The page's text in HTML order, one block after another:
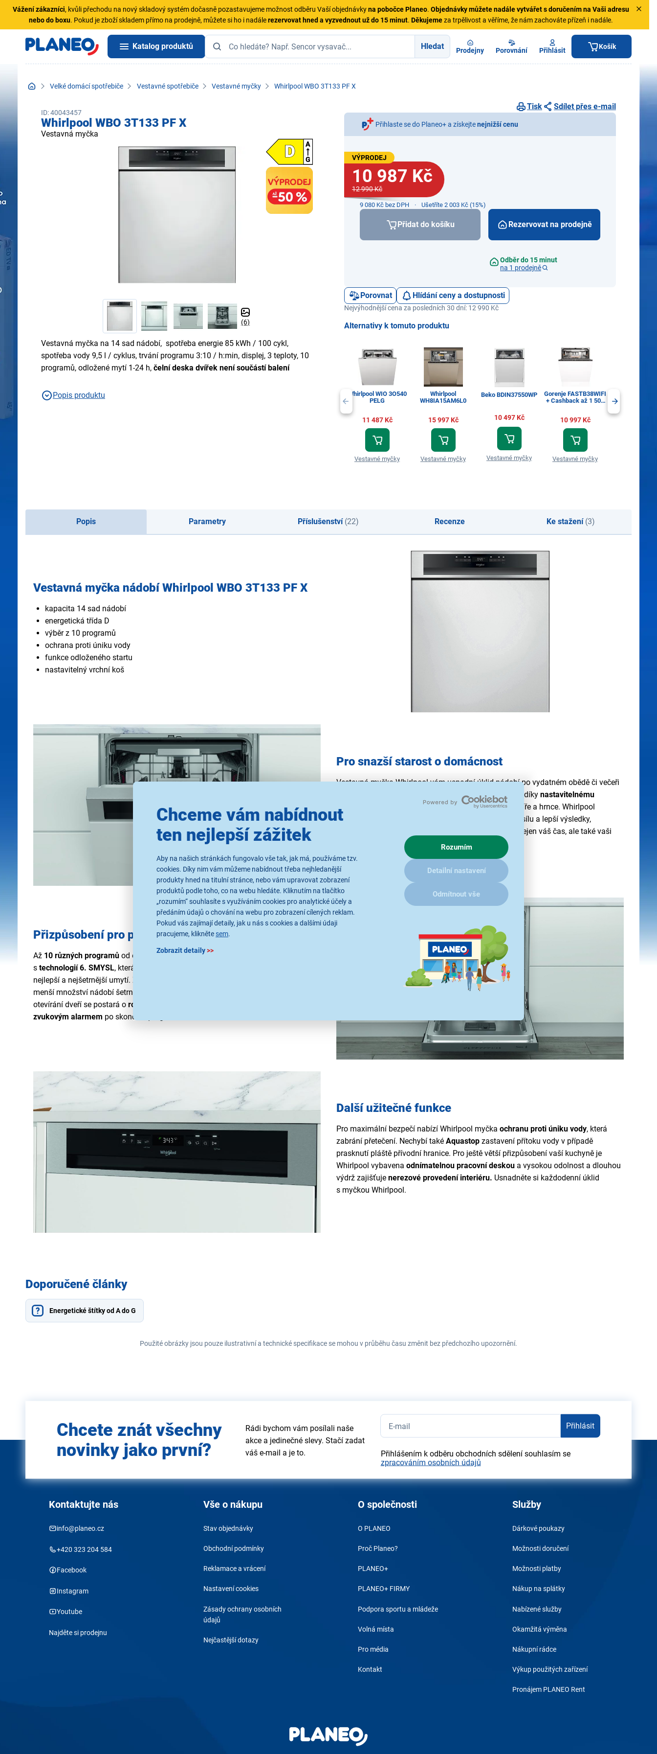
Chceme vám nabídnout
ten nejlepší zážitek
Aby na našich stránkách fungovalo vše tak, jak má, používáme tzv.
cookies. Díky nim vám můžeme nabídnout třeba nejhledanější
produkty hned na titulní stránce, nebo vám upravovat zobrazení
produktů podle toho, co na webu hledáte. Kliknutím na tlačítko
„rozumím“ souhlasíte s využíváním cookies pro analytické účely a
předáním údajů o chování na webu pro zobrazení cílených reklam.
Pokud vás zajímají detaily, jak u nás s cookies a dalšími údaji
pracujeme, klikněte sem.
Zobrazit detaily>>
Rozumím
Detailní nastavení
Odmítnout vše
Vážení zákazníci, kvůli přechodu na nový skladový systém dočasně pozastavujeme možnost odběru Vaší objednávkyna pobočce Planeo. Objednávkymůžete nadále vytvářet s doručením na Vaši adresu
nebo do boxu. Pokud je zboží skladem přímo na prodejně, můžete si ho i nadálerezervovat hned a vyzvednout už do 15 minut. Děkujemeza trpělivost a věříme, že nám zachováte přízeň i nadále.
Katalog produktů Hledat Prodejny Porovnání Přihlásit Košík
Velké domácí spotřebiče Vestavné spotřebiče Vestavné myčky Whirlpool WBO 3T133 PF X
ID: 40043457
Whirlpool WBO 3T133 PF X
Vestavná myčka
(6)
Vestavná myčka na 14 sad nádobí, spotřeba energie 85 kWh / 100 cykl,
spotřeba vody 9,5 l / cyklus, trvání programu 3:10 / h:min, displej, 3 teploty, 10
programů, odložené mytí 1-24 h, čelní deska dvířek není součástí balení
Popis produktu
Tisk Sdílet přes e-mail
Přihlaste se do Planeo+ a získejtenejnižší cenu
VÝPRODEJ
10 987 Kč
12 990 Kč
9 080 Kč bez DPH Ušetříte 2 003 Kč (15%)
Přidat do košíku Rezervovat na prodejně
Odběr do 15 minut
na 1 prodejně
Porovnat Hlídání ceny a dostupnosti
Nejvýhodnější cena za posledních 30 dní: 12 990 Kč
Alternativy k tomuto produktu
Whirlpool WIO 3O540
PELG
11 487 Kč
Vestavné myčky
Whirlpool
WH8IA15AM6L0
15 997 Kč
Vestavné myčky
Beko BDIN37550WP
10 497 Kč
Vestavné myčky
Gorenje FASTB38WIFI
+ Cashback až 1 500
10 997 Kč
Vestavné myčky
Popis Parametry Příslušenství(22) Recenze Ke stažení(3)
Vestavná myčka nádobí Whirlpool WBO 3T133 PF X
kapacita 14 sad nádobí
energetická třída D
výběr z 10 programů
ochrana proti úniku vody
funkce odloženého startu
nastavitelný vrchní koš
Pro snazší starost o domácnost
Vestavná myčka Whirlpool vám usnadní úklid nádobí po vydatném obědě či večeři
kapacitu až 14 sad nádobí a díky nastavitelnému
můžete snadno organizovat veškeré talíře a hrnce. Whirlpool
disponuje
pro ještě větší sílu a lepší výsledky,
pak zajistí úsporu energie a šetří nejen váš čas, ale také vaši
Přizpůsobení pro perfektní výsledky
Až 10 různých programů od eco po intenzivní nabízí myčka Whirlpool spolu
s technologií 6. SMYSL, která detekuje velikost náplně a uzpůsobí konfiguraci pro
nejlepší a nejšetrnější umytí. Zároveň umožňuje díky
menší množství nádobí šetrnějším způsobem a
otevírání dveří se postará o rovnoměrné sušení nádobí
zvukovým alarmem po skončení programu.
Další užitečné funkce
Pro maximální bezpečí nabízí Whirlpool myčka ochranu proti úniku vody, která
zabrání přetečení. Nechybí také Aquastop zastavení přítoku vody v případě
prasknutí pláště přívodní hranice. Pro ještě větší přizpůsobení vaší kuchyně je
Whirlpool vybavena odnímatelnou pracovní deskoua vysokou odolnost a dlouhou
výdrž zajišťuje nerezové provedení interiéru. Usnadněte si každodenní úklid
s myčkou Whirlpool.
Doporučené články
Energetické štítky od A do G
Použité obrázky jsou pouze ilustrativní a technické specifikace se mohou v průběhu času změnit bez předchozího upozornění.
e-mail
Chcete znát všechny
novinky jako první?
Rádi bychom vám posílali naše
akce a jedinečné slevy. Stačí zadat
váš e-mail a je to.
Přihlásit
Přihlášením k odběru obchodních sdělení souhlasím se
zpracováním osobních údajů
Kontaktujte nás
info@planeo.cz
+420 323 204 584
Facebook
Instagram
Youtube
Najděte si prodejnu
Vše o nákupu
Stav objednávky
Obchodní podmínky
Reklamace a vrácení
Nastavení cookies
Zásady ochrany osobních
údajů
Nejčastější dotazy
O společnosti
O PLANEO
Proč Planeo?
PLANEO+
PLANEO+ FIRMY
Podpora sportu a mládeže
Volná místa
Pro média
Kontakt
Služby
Dárkové poukazy
Možnosti doručení
Možnosti platby
Nákup na splátky
Nabízené služby
Okamžitá výměna
Nákupní rádce
Výkup použitých zařízení
Pronájem PLANEO Rent